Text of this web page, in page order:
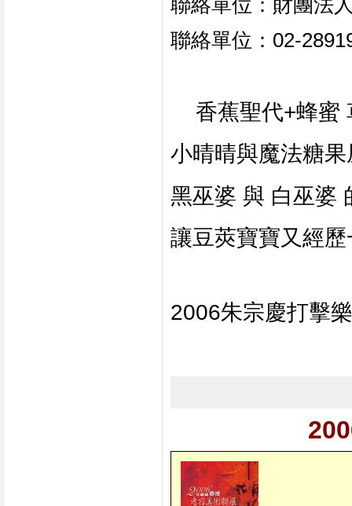
聯絡單位：財團法
聯絡單位：02-
香蕉聖代+蜂蜜
小晴晴與魔法糖
黑巫婆 與 白巫婆
讓豆莢寶寶又經
2006朱宗慶打擊